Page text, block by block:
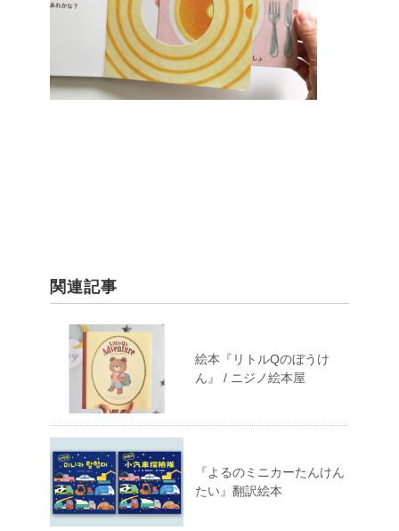
関連記事
絵本『リトルQのぼうけ
ん』 / ニジノ絵本屋
『よるのミニカーたんけん
たい』翻訳絵本